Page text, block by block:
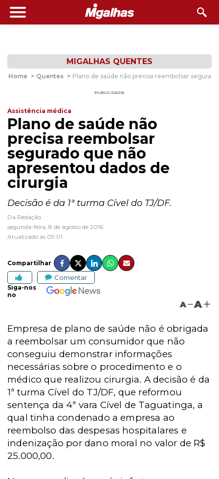
MIGALHAS QUENTES
Home > Quentes > Plano de saúde não precisa reembolsar
PUBLICIDADE
Assistência médica
Plano de saúde não
precisa reembolsar
segurado que não
apresentou dados de
cirurgia
Decisão é da 1ª turma Cível do TJ/DF.
Da Redação
segunda-feira, 8 de agosto de 2016
Atualizado às 09:01
Compartilhar
Comentar
Siga-nos
no
A A
Empresa de plano de saúde não é obrigada
a reembolsar um consumidor que não
conseguiu demonstrar informações
necessárias sobre o procedimento e o
médico que realizou cirurgia. A decisão é da
1ª turma Cível do TJ/DF, que reformou
sentença da 4ª vara Cível de Taguatinga, a
qual tinha condenado a empresa ao
reembolso das despesas hospitalares e
indenização por dano moral no valor de R$
25.000,00.